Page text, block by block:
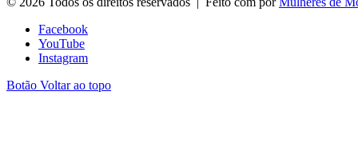
Facebook
YouTube
Instagram
Botão Voltar ao topo